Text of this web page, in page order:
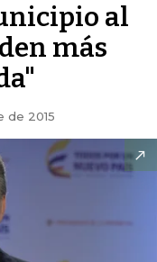
al
más
de 2015